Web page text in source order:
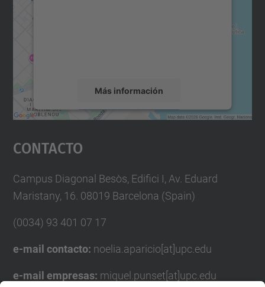
Más información
Aceptar
powered by
Contacto
Campus Diagonal Besòs, Edifici I, Av. Eduard
Maristany, 16. 08019 Barcelona (Spain)
(0034) 93 401 07 17
e-mail contacto: noelia.aparicio[at]upc.edu
e-mail empresas: miquel.punset[at]upc.edu